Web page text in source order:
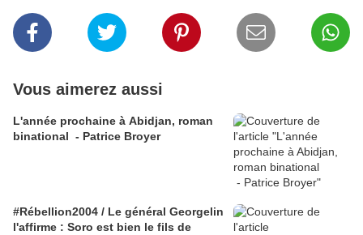
Vous aimerez aussi
L'année prochaine à Abidjan, roman
binational - Patrice Broyer
#Rébellion2004 / Le général Georgelin
l'affirme : Soro est bien le fils de